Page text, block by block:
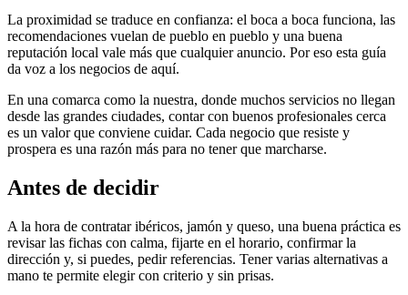
La proximidad se traduce en confianza: el boca a boca funciona, las
recomendaciones vuelan de pueblo en pueblo y una buena
reputación local vale más que cualquier anuncio. Por eso esta guía
da voz a los negocios de aquí.
En una comarca como la nuestra, donde muchos servicios no llegan
desde las grandes ciudades, contar con buenos profesionales cerca
es un valor que conviene cuidar. Cada negocio que resiste y
prospera es una razón más para no tener que marcharse.
Antes de decidir
A la hora de contratar ibéricos, jamón y queso, una buena práctica es
revisar las fichas con calma, fijarte en el horario, confirmar la
dirección y, si puedes, pedir referencias. Tener varias alternativas a
mano te permite elegir con criterio y sin prisas.